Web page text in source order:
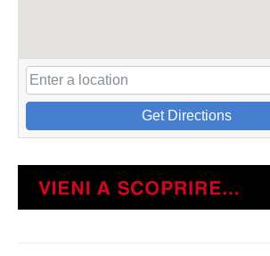
Get Directions